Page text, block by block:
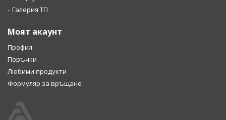
Галерия ТП
Моят акаунт
Профил
Поръчки
Любими продукти
Формуляр за връщане